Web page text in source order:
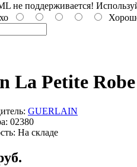
не поддерживается!
La Petite
GUERLAIN
02380
На складе